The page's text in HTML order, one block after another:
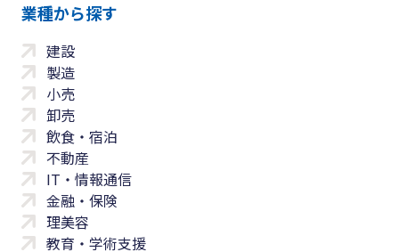
業種から探す
建設
製造
小売
卸売
飲食・宿泊
不動産
IT・情報通信
金融・保険
理美容
教育・学術支援